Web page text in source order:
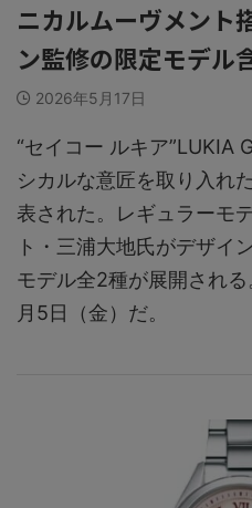
ニカルムーヴメント
ン監修の限定モデル
2026年5月17日
“セイコー ルキア”LUKIA
シカルな意匠を取り入れ
表された。レギュラーモ
ト・三浦大地氏がデザイ
モデル全2種が展開され
月5日（金）だ。